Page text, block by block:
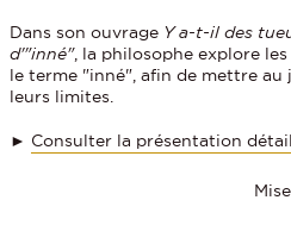
Dans son ouvrage Y a-t-il des
d'"inné", la philosophe explore
le terme "inné", afin de mettre au
leurs limites.
► Consulter la présentation